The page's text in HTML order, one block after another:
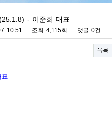
- 이준희 대표
10:51 조회 4,115회 댓글 0건
목록
표